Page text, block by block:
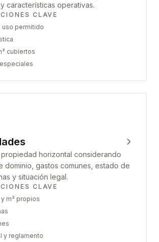
características operativas.
CLAVE
uso permitido
cubiertos
horizontal considerando
dominio, gastos comunes, estado de
y situación legal.
CLAVE
m² propios
y reglamento